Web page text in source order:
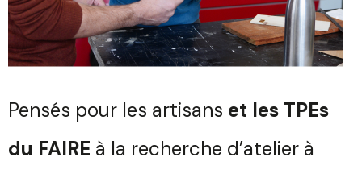
Pensés pour les artisans et les TPEs
du FAIRE à la recherche d’atelier à